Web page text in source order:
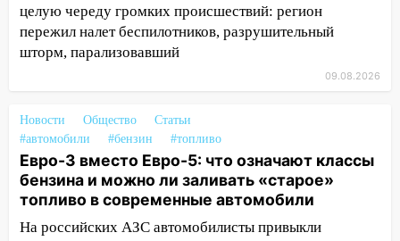
07:30 Евро-3 вместо Евро-5: что
означают классы бензина и можно ли
заливать «старое» топливо в
области днем 9 августа
05:05
День, когда всё может
измениться: гороскоп на 9 августа —
три знака получат шанс, который нельзя
упустить
целую череду громких происшествий: регион
пережил налет беспилотников, разрушительный
шторм, парализовавший
09.08.2026
Новости Общество
Статьи
#автомобили
#бензин #топливо
Евро-3 вместо Евро-5: что означают классы
бензина и можно ли заливать «старое»
топливо в современные автомобили
На российских АЗС автомобилисты привыкли